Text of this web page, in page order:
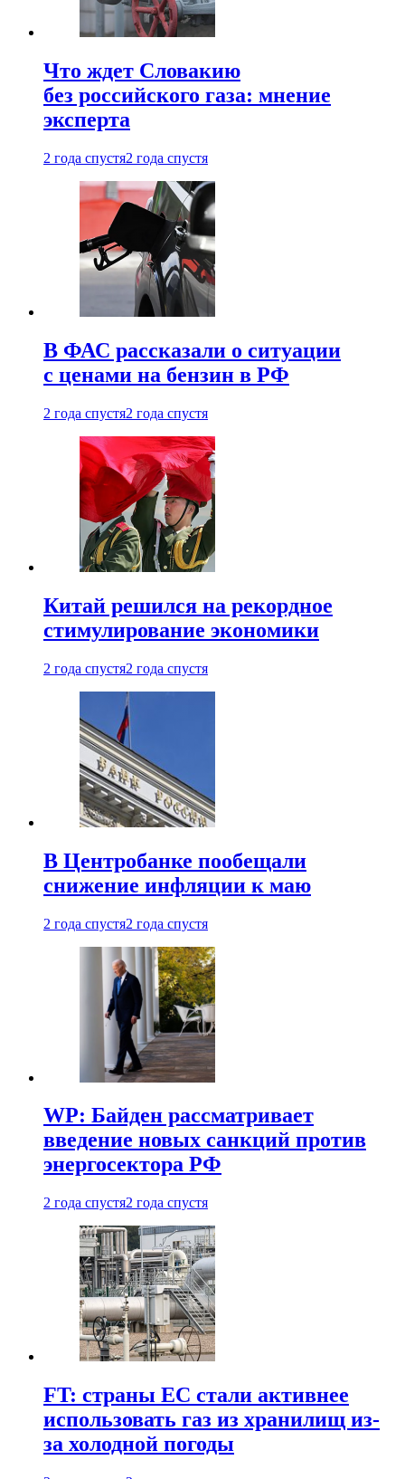
Что ждет Словакию
без российского газа: мнение
эксперта
2 года спустя2 года спустя
В ФАС рассказали о ситуации
с ценами на бензин в РФ
2 года спустя2 года спустя
Китай решился на рекордное
стимулирование экономики
2 года спустя2 года спустя
В Центробанке пообещали
снижение инфляции к маю
2 года спустя2 года спустя
WP: Байден рассматривает
введение новых санкций против
энергосектора РФ
2 года спустя2 года спустя
FT: страны ЕС стали активнее
использовать газ из хранилищ из-
за холодной погоды